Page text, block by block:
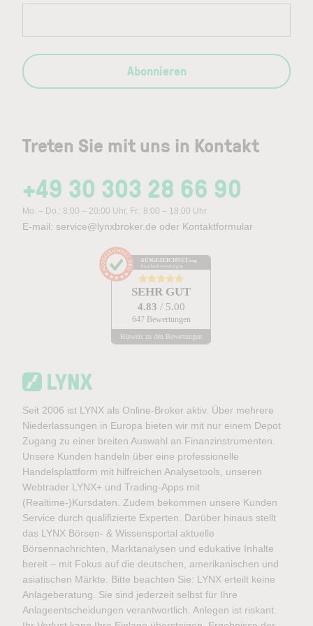
Treten Sie mit uns in Kontakt
+49 30 303 28 66 90
Mo. – Do.: 8:00 – 20:00 Uhr, Fr.: 8:00 – 18:00 Uhr
E-mail: service@lynxbroker.de oder Kontaktformular
AUSGEZEICHNET .org
Kundenbewertungen
SEHR GUT
4.83 / 5.00
647 Bewertungen
Hinweis zu den Bewertungen
Abonnieren
Seit 2006 ist LYNX als Online-Broker aktiv. Über mehrere
Niederlassungen in Europa bieten wir mit nur einem Depot
Zugang zu einer breiten Auswahl an Finanzinstrumenten.
Unsere Kunden handeln über eine professionelle
Handelsplattform mit hilfreichen Analysetools, unseren
Webtrader LYNX+ und Trading-Apps mit
(Realtime-)Kursdaten. Zudem bekommen unsere Kunden
Service durch qualifizierte Experten. Darüber hinaus stellt
das LYNX Börsen- & Wissensportal aktuelle
Börsennachrichten, Marktanalysen und edukative Inhalte
bereit – mit Fokus auf die deutschen, amerikanischen und
asiatischen Märkte. Bitte beachten Sie: LYNX erteilt keine
Anlageberatung. Sie sind jederzeit selbst für Ihre
Anlageentscheidungen verantwortlich. Anlegen ist riskant.